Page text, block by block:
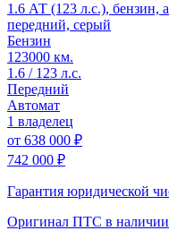
1.6 АТ (123 л.с.), бензин,
передний, серый
Бензин
123000 км.
1.6 / 123 л.с.
Передний
Автомат
1 владелец
от 638 000 ₽
742 000 ₽
Гарантия юридической
Оригинал ПТС в наличии